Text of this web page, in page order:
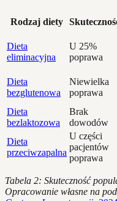
Rodzaj diety
Dieta
eliminacyjna
U 25%
poprawa
Dieta
bezglutenowa
Niewielka
poprawa
Dieta
bezlaktozowa
Brak
dowodów
Dieta
przeciwzapalna
U części
pacjentów
poprawa
Tabela 2: Skuteczność
Opracowanie własne na